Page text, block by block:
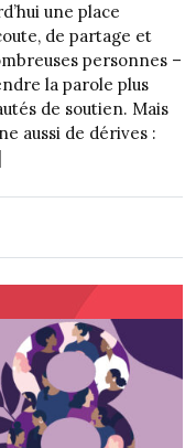
une place
de partage et
personnes –
la parole plus
de soutien. Mais
aussi de dérives :